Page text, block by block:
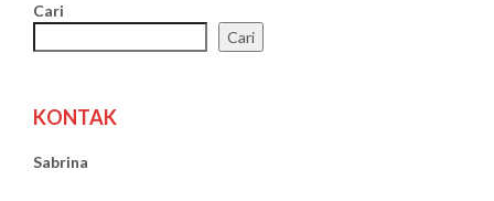
Cari
Cari
KONTAK
Sabrina